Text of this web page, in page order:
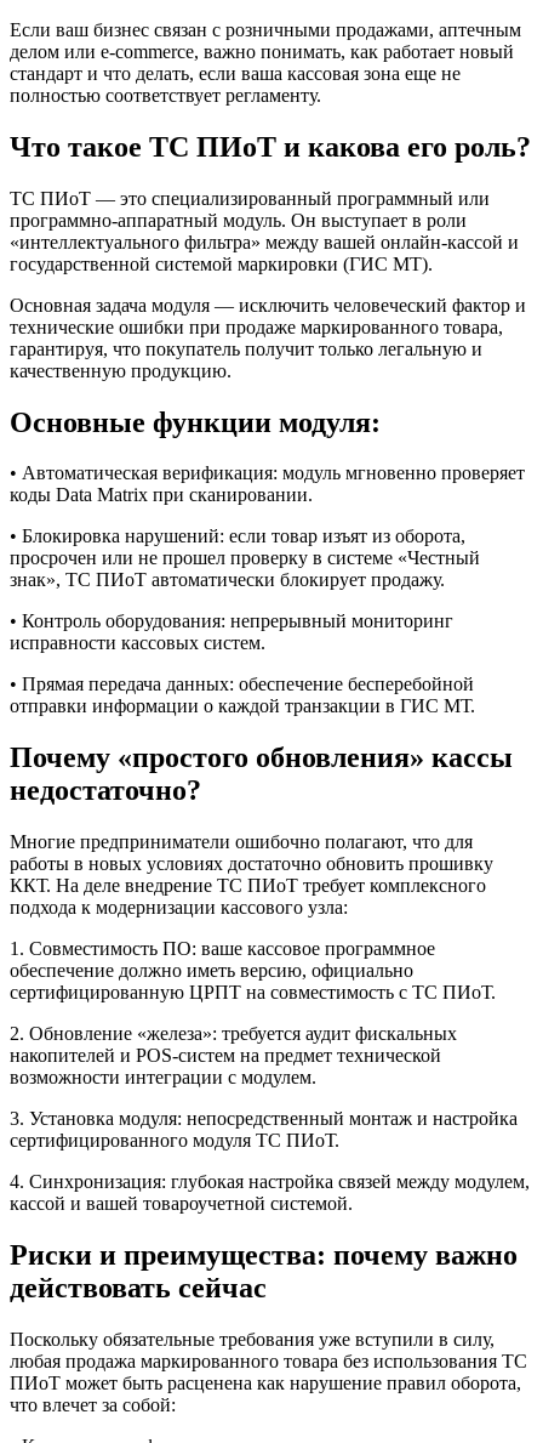
Если ваш бизнес связан с розничными продажами, аптечным
делом или e-commerce, важно понимать, как работает новый
стандарт и что делать, если ваша кассовая зона еще не
полностью соответствует регламенту.
Что такое ТС ПИоТ и какова его роль?
ТС ПИоТ — это специализированный программный или
программно-аппаратный модуль. Он выступает в роли
«интеллектуального фильтра» между вашей онлайн-кассой и
государственной системой маркировки (ГИС МТ).
Основная задача модуля — исключить человеческий фактор и
технические ошибки при продаже маркированного товара,
гарантируя, что покупатель получит только легальную и
качественную продукцию.
Основные функции модуля:
• Автоматическая верификация: модуль мгновенно проверяет
коды Data Matrix при сканировании.
• Блокировка нарушений: если товар изъят из оборота,
просрочен или не прошел проверку в системе «Честный
знак», ТС ПИоТ автоматически блокирует продажу.
• Контроль оборудования: непрерывный мониторинг
исправности кассовых систем.
• Прямая передача данных: обеспечение бесперебойной
отправки информации о каждой транзакции в ГИС МТ.
Почему «простого обновления» кассы
недостаточно?
Многие предприниматели ошибочно полагают, что для
работы в новых условиях достаточно обновить прошивку
ККТ. На деле внедрение ТС ПИоТ требует комплексного
подхода к модернизации кассового узла:
1. Совместимость ПО: ваше кассовое программное
обеспечение должно иметь версию, официально
сертифицированную ЦРПТ на совместимость с ТС ПИоТ.
2. Обновление «железа»: требуется аудит фискальных
накопителей и POS-систем на предмет технической
возможности интеграции с модулем.
3. Установка модуля: непосредственный монтаж и настройка
сертифицированного модуля ТС ПИоТ.
4. Синхронизация: глубокая настройка связей между модулем,
кассой и вашей товароучетной системой.
Риски и преимущества: почему важно
действовать сейчас
Поскольку обязательные требования уже вступили в силу,
любая продажа маркированного товара без использования ТС
ПИоТ может быть расценена как нарушение правил оборота,
что влечет за собой: